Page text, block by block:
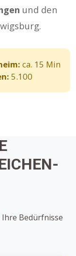
und den
ca. 15 Min
5.100
Ihre Bedürfnisse